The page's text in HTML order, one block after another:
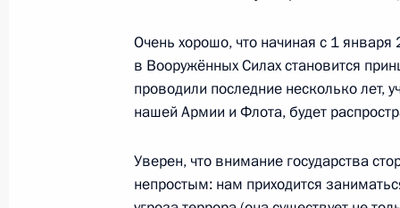
24 февраля 2011 года, 16:00 Московская
23 февраля 2011 года, среда
Президент вручил главам
23 февраля 2011 года, 11:00 Москва,
Очень хорошо, что начиная с 1
в Вооружённых Силах становится
проводили последние несколько лет,
нашей Армии и Флота, будет
Уверен, что внимание государства
непростым: нам приходится